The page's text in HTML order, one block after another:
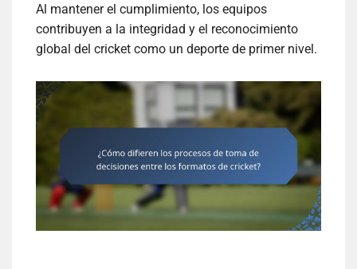
Al mantener el cumplimiento, los equipos
contribuyen a la integridad y el reconocimiento
global del cricket como un deporte de primer nivel.